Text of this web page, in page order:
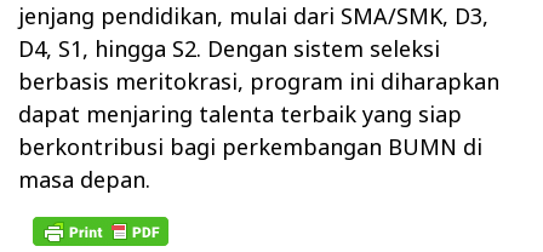
jenjang pendidikan, mulai dari SMA/SMK, D3,
D4, S1, hingga S2. Dengan sistem seleksi
berbasis meritokrasi, program ini diharapkan
dapat menjaring talenta terbaik yang siap
berkontribusi bagi perkembangan BUMN di
masa depan.